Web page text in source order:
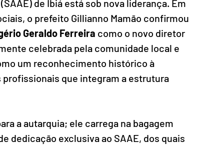
de Ibiá está sob nova liderança. Em
o prefeito Gillianno Mamão confirmou
Geraldo Ferreira como o novo diretor
celebrada pela comunidade local e
um reconhecimento histórico à
que integram a estrutura
a autarquia; ele carrega na bagagem
dedicação exclusiva ao SAAE, dos quais